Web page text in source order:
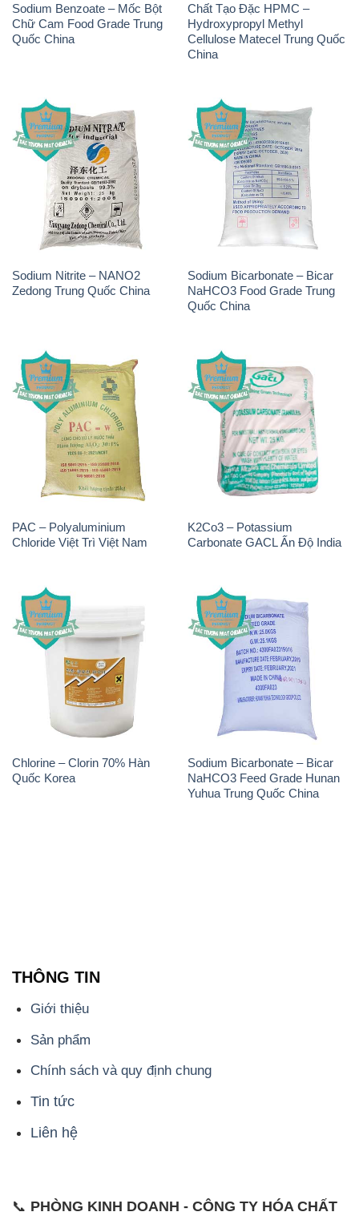
Sodium Benzoate – Mốc Bột
Chữ Cam Food Grade Trung
Quốc China
Chất Tạo Đặc HPMC –
Hydroxypropyl Methyl
Cellulose Matecel Trung Quốc
China
Sodium Nitrite – NANO2
Zedong Trung Quốc China
Sodium Bicarbonate – Bicar
NaHCO3 Food Grade Trung
Quốc China
PAC – Polyaluminium
Chloride Việt Trì Việt Nam
K2Co3 – Potassium
Carbonate GACL Ấn Độ India
Chlorine – Clorin 70% Hàn
Quốc Korea
Sodium Bicarbonate – Bicar
NaHCO3 Feed Grade Hunan
Yuhua Trung Quốc China
THÔNG TIN
Giới thiệu
Sản phẩm
Chính sách và quy định chung
Tin tức
Liên hệ
📞 PHÒNG KINH DOANH - CÔNG TY HÓA CHẤT